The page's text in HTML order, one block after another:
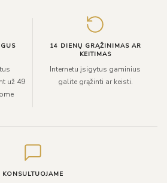
už 49
14 DIENŲ GRĄŽINIMAS AR
KEITIMAS
Internetu įsigytus gaminius
galite grąžinti ar keisti.
KONSULTUOJAME